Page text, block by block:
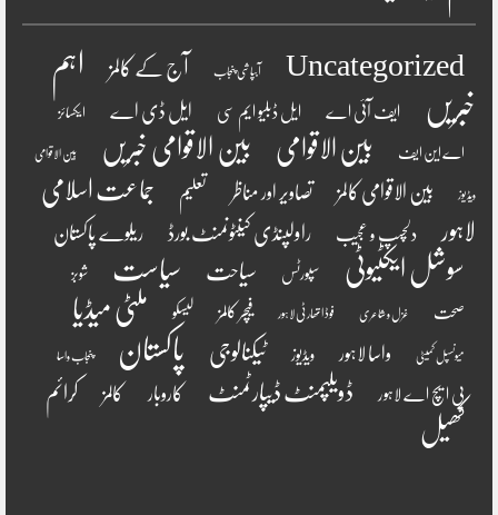
Uncategorized آبپاشی پنجاب آج کے کالمز
اہم
خبریں
ایف آئی اے ایل ڈبلیو ایم سی ایل ڈی اے ایکسائز
اے این ایف بین الاقوامی بین الاقوامی خبریں بین الاقوامی
ویڈیوز بین الاقوامی کالمز تصاویر اور مناظر تعلیم
جماعت اسلامی
لاہور
دلچسپ و عجیب راولپنڈی کینٹونمنٹ بورڈ ریلوے پاکستان
سوشل ایکٹیوٹی سپورٹس سیاحت سیاست شوبز
صحت غزل و شاعری فوڈ اتھارٹی لاہور فیچر کالمز لیسکو ملٹی میڈیا
میونسپل کمیٹی واسا لاہور ویڈیوز ٹیکنالوجی پاکستان پنجاب واسا
پی ایچ اے لاہور ڈویلپمنٹ ڈیپارٹمنٹ کاروبار کالمز کرائم
کھیل